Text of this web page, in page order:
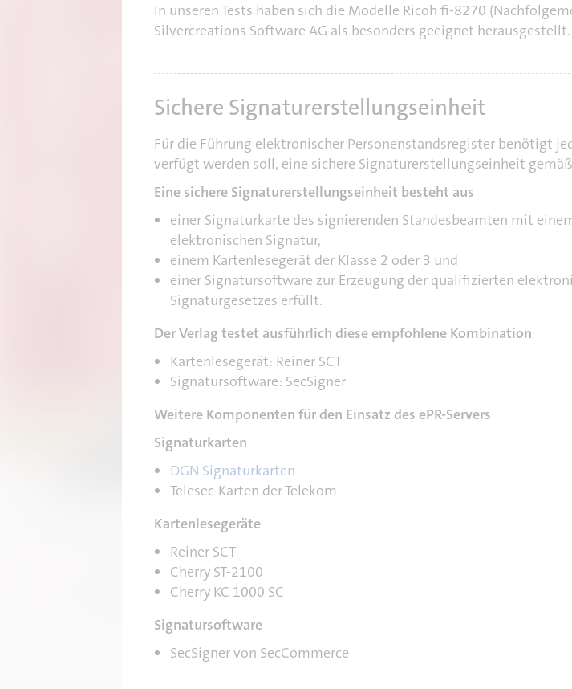
In unseren Tests haben sich die Modelle Ricoh fi-8270
Silvercreations Software AG als besonders geeignet herausgestellt.
Sichere Signaturerstellungseinheit
Für die Führung elektronischer Personenstandsregister benötigt
verfügt werden soll, eine sichere Signaturerstellungseinheit
Eine sichere Signaturerstellungseinheit besteht aus
einer Signaturkarte des signierenden Standesbeamten mit
elektronischen Signatur,
einem Kartenlesegerät der Klasse 2 oder 3 und
einer Signatursoftware zur Erzeugung der qualifizierten
Signaturgesetzes erfüllt.
Der Verlag testet ausführlich diese empfohlene Kombination
Kartenlesegerät: Reiner SCT
Signatursoftware: SecSigner
Weitere Komponenten für den Einsatz des ePR-Servers
Signaturkarten
DGN Signaturkarten
Telesec-Karten der Telekom
Kartenlesegeräte
Reiner SCT
Cherry ST-2100
Cherry KC 1000 SC
Signatursoftware
SecSigner von SecCommerce